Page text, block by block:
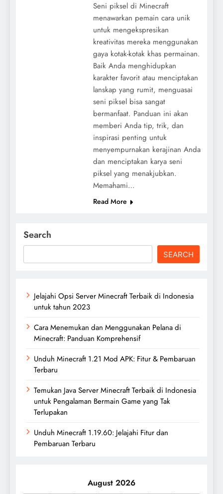
Seni piksel di Minecraft
menawarkan pemain cara unik
untuk mengekspresikan
kreativitas mereka menggunakan
gaya kotak-kotak khas permainan.
Baik Anda menghidupkan
karakter favorit atau menciptakan
lanskap yang rumit, menguasai
seni piksel bisa sangat
bermanfaat. Panduan ini akan
memberi Anda tip, trik, dan
inspirasi penting untuk
menyempurnakan kerajinan Anda
dan menciptakan karya seni
piksel yang menakjubkan.
Memahami…
Read More
Search
SEARCH
Jelajahi Opsi Server Minecraft Terbaik di Indonesia
untuk tahun 2023
Cara Menemukan dan Menggunakan Pelana di
Minecraft: Panduan Komprehensif
Unduh Minecraft 1.21 Mod APK: Fitur & Pembaruan
Terbaru
Temukan Java Server Minecraft Terbaik di Indonesia
untuk Pengalaman Bermain Game yang Tak
Terlupakan
Unduh Minecraft 1.19.60: Jelajahi Fitur dan
Pembaruan Terbaru
August 2026